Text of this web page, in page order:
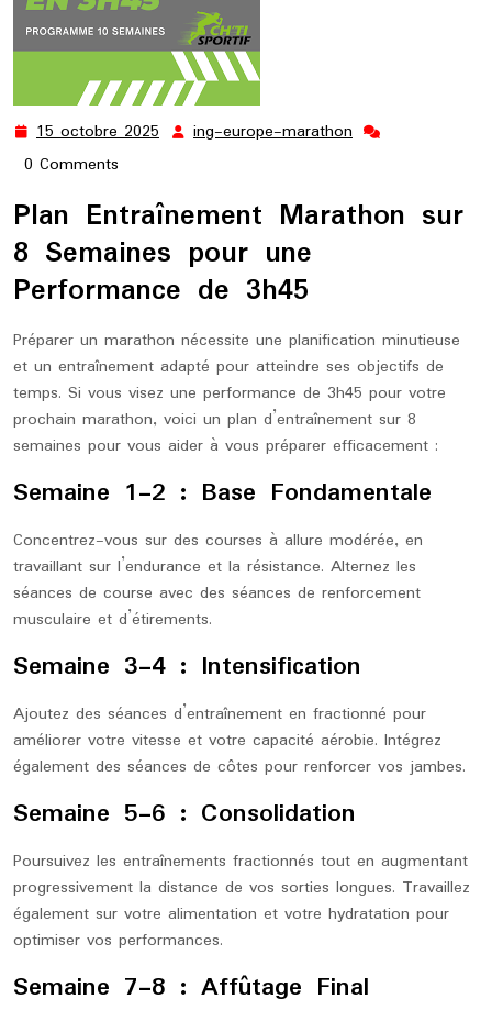
15 octobre 2025 15 ing-europe-marathon ing-
0 Comments
Plan Entraînement Marathon sur
8 Semaines pour une
Performance de 3h45
Préparer un marathon nécessite une planification minutieuse
et un entraînement adapté pour atteindre ses objectifs de
temps. Si vous visez une performance de 3h45 pour votre
prochain marathon, voici un plan d’entraînement sur 8
semaines pour vous aider à vous préparer efficacement :
Semaine 1-2 : Base Fondamentale
Concentrez-vous sur des courses à allure modérée, en
travaillant sur l’endurance et la résistance. Alternez les
séances de course avec des séances de renforcement
musculaire et d’étirements.
Semaine 3-4 : Intensification
Ajoutez des séances d’entraînement en fractionné pour
améliorer votre vitesse et votre capacité aérobie. Intégrez
également des séances de côtes pour renforcer vos jambes.
Semaine 5-6 : Consolidation
Poursuivez les entraînements fractionnés tout en augmentant
progressivement la distance de vos sorties longues. Travaillez
également sur votre alimentation et votre hydratation pour
optimiser vos performances.
Semaine 7-8 : Affûtage Final